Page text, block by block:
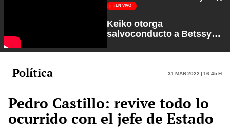
EN VIVO
Keiko otorga
salvoconducto a Betssy
Petroperú | Sin Guion con
Rosa María Palacios
Política 31 Mar 2022 | 16:45 h
Pedro Castillo: revive todo lo
ocurrido con el jefe de Estado